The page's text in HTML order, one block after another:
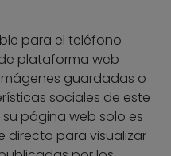
para el teléfono
plataforma web
guardadas o
sociales de este
página web solo es
directo para visualizar